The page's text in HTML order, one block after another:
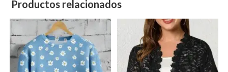
Productos relacionados